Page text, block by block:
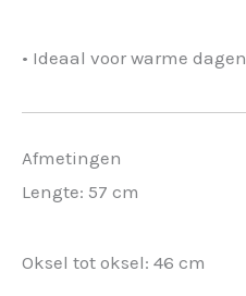
• Ideaal voor warme dagen
Afmetingen
Lengte: 57 cm
Oksel tot oksel: 46 cm